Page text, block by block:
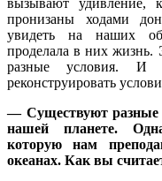
пронизаны ходами
увидеть на наших
проделала в них
разные условия.
реконструировать
— Существуют разные
нашей планете.
которую нам
океанах. Как вы